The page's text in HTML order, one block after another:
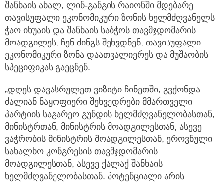
შანხაის ახალ, ლინ-განგის რაიონში მდებარე
თავისუფალი ეკონომიკური ზონის ხელმძღვანელს
ჭაო იხუაის და შანხაის საბჭოს თავმჯდომარის
მოადგილეს, ჩენ ძინგს შეხვდნენ, თავისუფალი
ეკონომიკური ზონა დაათვალიერეს და მუშაობის
სპეციფიკას გაეცნენ.
„დღეს დავასრულეთ ვიზიტი ჩინეთში, გვქონდა
ძალიან ნაყოფიერი შეხვედრები მმართველი
პარტიის საგარეო გუნდის ხელმძღვანელობასთან,
მინისტრთან, მინისტრის მოადგილესთან, ასევე
ვაჭრობის მინისტრის მოადგილესთან, ეროვნული
სახალხო კონგრესის თავმჯდომარის
მოადგილესთან, ასევე ქალაქ შანხაის
ხელმძღვანელობასთან. პოტენციალი არის